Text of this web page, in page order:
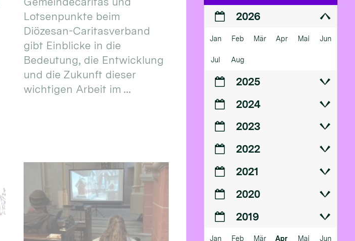
Lotsenpunkte beim
Diözesan-Caritasverband
gibt Einblicke in die
Bedeutung, die Entwicklung
und die Zukunft dieser
wichtigen Arbeit im ...
2026
Jan Feb Mär Apr Mai Jun
Jul Aug
2025
2024
2023
2022
2021
2020
2019
Jan Feb Mär Apr Mai Jun